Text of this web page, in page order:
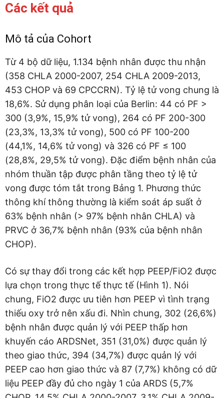
Các kết quả
Mô tả của Cohort
Từ 4 bộ dữ liệu, 1.134 bệnh nhân được thu nhận
(358 CHLA 2000-2007, 254 CHLA 2009-2013,
453 CHOP và 69 CPCCRN). Tỷ lệ tử vong chung là
18,6%. Sử dụng phân loại của Berlin: 44 có PF >
300 (3,9%, 15,9% tử vong), 264 có PF 200-300
(23,3%, 13,3% tử vong), 500 có PF 100-200
(44,1%, 14,6% tử vong) và 326 có PF ≤ 100
(28,8%, 29,5% tử vong). Đặc điểm bệnh nhân của
nhóm thuần tập được phân tầng theo tỷ lệ tử
vong được tóm tắt trong Bảng 1. Phương thức
thông khí thông thường là kiểm soát áp suất ở
63% bệnh nhân (> 97% bệnh nhân CHLA) và
PRVC ở 36,7% bệnh nhân (93% của bệnh nhân
CHOP).
Có sự thay đổi trong các kết hợp PEEP/FiO2 được
lựa chọn trong thực tế thực tế (Hình 1). Nói
chung, FiO2 được ưu tiên hơn PEEP vì tình trạng
thiếu oxy trở nên xấu đi. Nhìn chung, 302 (26,6%)
bệnh nhân được quản lý với PEEP thấp hơn
khuyến cáo ARDSNet, 351 (31,0%) được quản lý
theo giao thức, 394 (34,7%) được quản lý với
PEEP cao hơn giao thức và 87 (7,7%) không có dữ
liệu PEEP đầy đủ cho ngày 1 của ARDS (5,7%